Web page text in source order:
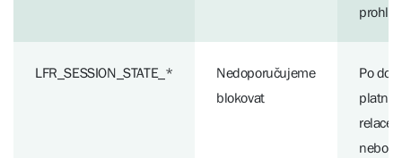
LFR_SESSION_STATE_*
Nedoporučujeme
blokovat
Po
relace
nebo